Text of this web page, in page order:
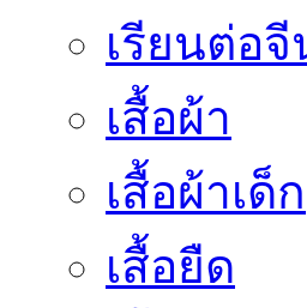
เรียนต่อจี
เสื้อผ้า
เสื้อผ้าเด็ก
เสื้อยืด